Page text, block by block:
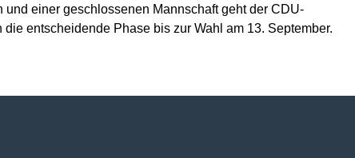
und einer geschlossenen Mannschaft geht der CDU-
entscheidende Phase bis zur Wahl am 13. September.